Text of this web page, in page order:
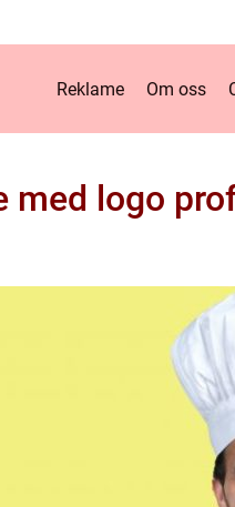
Reklame Om oss
med logo